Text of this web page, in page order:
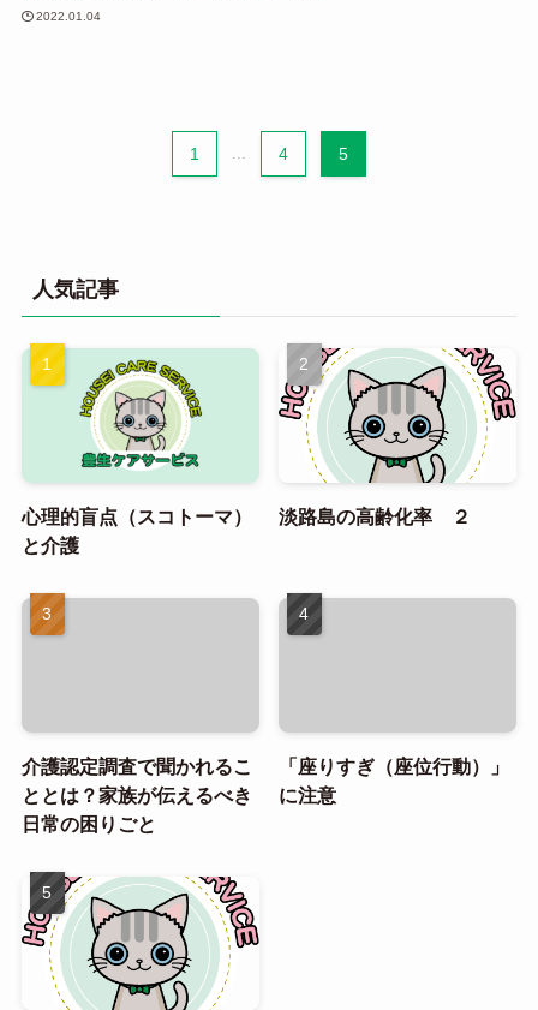
2022.01.04
1 ... 4 5
人気記事
心理的盲点（スコトーマ）
と介護
淡路島の高齢化率 ２
介護認定調査で聞かれるこ
ととは？家族が伝えるべき
日常の困りごと
「座りすぎ（座位行動）」
に注意